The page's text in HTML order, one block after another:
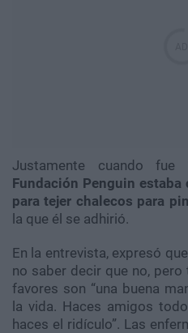
Justamente cuando fue
Fundación Penguin
para tejer chalecos para
la que él se adhirió.
En la entrevista, expresó
no saber decir que no,
favores son “una buena
la vida. Haces amigos
haces el ridículo”. Las